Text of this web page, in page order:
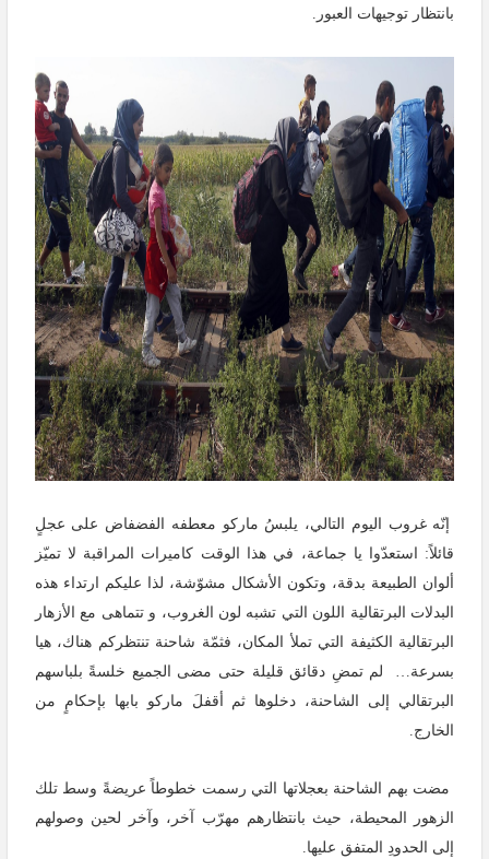
بانتظار توجيهات العبور
إنّه غروب اليوم التالي، يلبسُ ماركو معطفه الفضفاض على عجلٍ
قائلاً: استعدّوا يا جماعة، في هذا الوقت كاميرات المراقبة لا تميّز
ألوان الطبيعة بدقة، وتكون الأشكال مشوّشة، لذا عليكم ارتداء هذه
البدلات البرتقالية اللون التي تشبه لون الغروب، و تتماهى مع الأزهار
البرتقالية الكثيفة التي تملأ المكان، فثمّة شاحنة تنتظركم هناك، هيا
بسرعة
لم تمضِ دقائق قليلة حتى مضى الجميع خلسةً بلباسهم
البرتقالي إلى الشاحنة، دخلوها ثم أقفلَ ماركو بابها بإحكامٍ من
الخارج.
مضت بهم الشاحنة بعجلاتها التي رسمت خطوطاً عريضةً وسط تلك
الزهور المحيطة، حيث بانتظارهم مهرّب آخر، وآخر لحين وصولهم
إلى الحدودِ المتفق عليها.